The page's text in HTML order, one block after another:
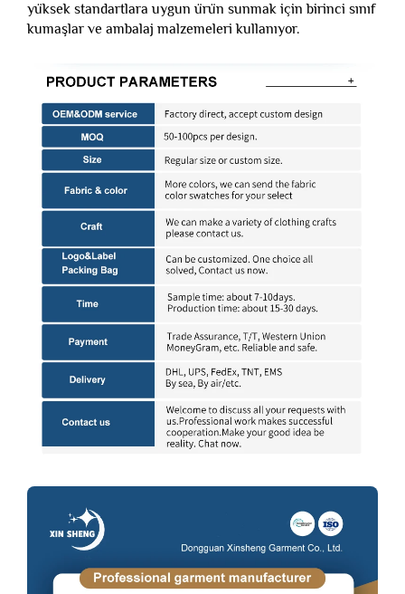
yüksek standartlara uygun ürün sunmak için birinci sınıf
kumaşlar ve ambalaj malzemeleri kullanıyor.